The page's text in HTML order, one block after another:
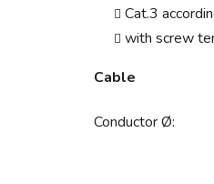
Cat.3
with screw
Cable
Conductor Ø: